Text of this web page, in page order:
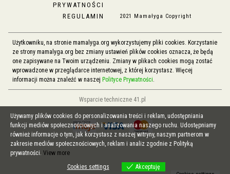
PRYWATNOŚCI
REGULAMIN
2021 Mamałyga Copyright
Użytkowniku, na stronie mamalyga.org wykorzystujemy pliki cookies. Korzystanie
ze strony mamalyga.org bez zmiany ustawień plików cookies oznacza, że będą
one zapisywane na Twoim urządzeniu. Zmiany w plikach cookies mogą zostać
wprowadzone w przeglądarce internetowej, z której korzystasz. Więcej
informacji można znaleźć w naszej Polityce Prywatności.
Wsparcie techniczne 41.pl
Używamy plików cookies do personalizowania treści i reklam, udostępniania
funkcji mediów społecznościowych i analizowania naszego ruchu. Udostępniamy
również informacje o tym, jak korzystasz z naszej witryny, naszym partnerom w
zakresie mediów społecznościowych, reklam i analiz zgodnie z Polityką
prywatności. View more
Cookies settings
Akceptuję